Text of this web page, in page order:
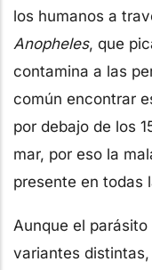
los humanos a
Anopheles, que
contamina a las
común encontrar
por debajo de los
mar, por eso la
presente en todas
Aunque el parásito
variantes